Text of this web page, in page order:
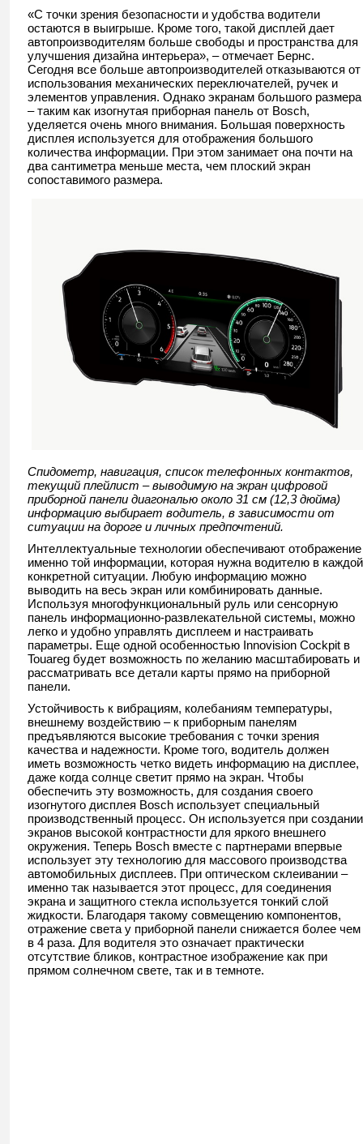
«С точки зрения безопасности и удобства водители
остаются в выигрыше. Кроме того, такой дисплей дает
автопроизводителям больше свободы и пространства для
улучшения дизайна интерьера», – отмечает Бернс.
Сегодня все больше автопроизводителей отказываются от
использования механических переключателей, ручек и
элементов управления. Однако экранам большого размера
– таким как изогнутая приборная панель от Bosch,
уделяется очень много внимания. Большая поверхность
дисплея используется для отображения большого
количества информации. При этом занимает она почти на
два сантиметра меньше места, чем плоский экран
сопоставимого размера.
Спидометр, навигация, список телефонных контактов,
текущий плейлист – выводимую на экран цифровой
приборной панели диагональю около 31 см (12,3 дюйма)
информацию выбирает водитель, в зависимости от
ситуации на дороге и личных предпочтений.
Интеллектуальные технологии обеспечивают отображение
именно той информации, которая нужна водителю в каждой
конкретной ситуации. Любую информацию можно
выводить на весь экран или комбинировать данные.
Используя многофункциональный руль или сенсорную
панель информационно-развлекательной системы, можно
легко и удобно управлять дисплеем и настраивать
параметры. Еще одной особенностью Innovision Cockpit в
Touareg будет возможность по желанию масштабировать и
рассматривать все детали карты прямо на приборной
панели.
Устойчивость к вибрациям, колебаниям температуры,
внешнему воздействию – к приборным панелям
предъявляются высокие требования с точки зрения
качества и надежности. Кроме того, водитель должен
иметь возможность четко видеть информацию на дисплее,
даже когда солнце светит прямо на экран. Чтобы
обеспечить эту возможность, для создания своего
изогнутого дисплея Bosch использует специальный
производственный процесс. Он используется при создании
экранов высокой контрастности для яркого внешнего
окружения. Теперь Bosch вместе с партнерами впервые
использует эту технологию для массового производства
автомобильных дисплеев. При оптическом склеивании –
именно так называется этот процесс, для соединения
экрана и защитного стекла используется тонкий слой
жидкости. Благодаря такому совмещению компонентов,
отражение света у приборной панели снижается более чем
в 4 раза. Для водителя это означает практически
отсутствие бликов, контрастное изображение как при
прямом солнечном свете, так и в темноте.